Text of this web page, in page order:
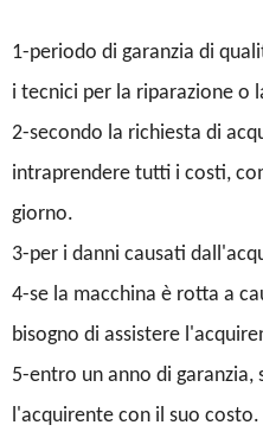
1-periodo di garanzia di
i tecnici per la riparazione o
2-secondo la richiesta di
intraprendere tutti i costi,
giorno.
3-per i danni causati
4-se la macchina è rotta a
bisogno di assistere
5-entro un anno di
l'acquirente con il suo costo.